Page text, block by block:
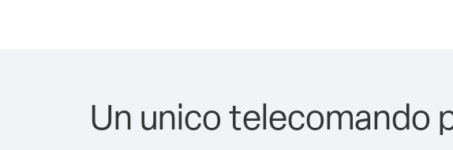
Un unico telecomando